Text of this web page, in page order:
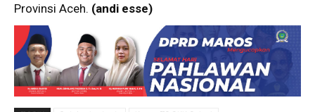
Provinsi Aceh. (andi esse)